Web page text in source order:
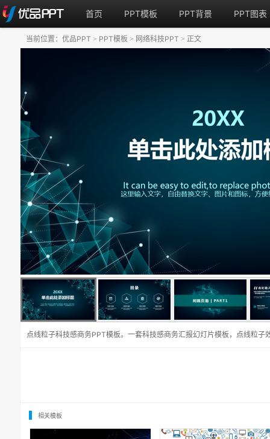
首页 PPT模板 PPT背景 PPT图表
点线粒子科技感商务PPT模板。一套科技感商务汇报幻灯片模板，点线粒子
当前位置： 优品PPT > PPT模板 > 网络科技PPT > 正文
相关模板